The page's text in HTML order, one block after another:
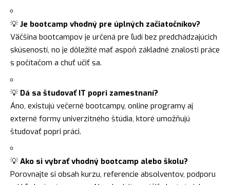
💡 Je bootcamp vhodný pre úplných začiatočníkov?
Väčšina bootcampov je určená pre ľudí bez predchádzajúcich
skúseností, no je dôležité mať aspoň základné znalosti práce
s počítačom a chuť učiť sa.
💡 Dá sa študovať IT popri zamestnaní?
Áno, existujú večerné bootcampy, online programy aj
externé formy univerzitného štúdia, ktoré umožňujú
študovať popri práci.
💡 Ako si vybrať vhodný bootcamp alebo školu?
Porovnajte si obsah kurzu, referencie absolventov, podporu